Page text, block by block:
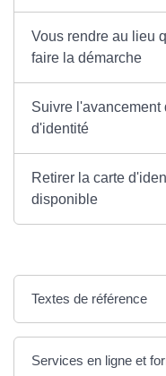
Vous rendre au lieu
faire la démarche
Suivre l'avancement
d'identité
Retirer la carte
disponible
Textes de référence
Services en ligne et